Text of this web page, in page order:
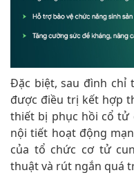
Đặc biệt, sau đình chỉ
được điều trị kết hợp
thiết bị phục hồi cổ tử
nội tiết hoạt động
của tổ chức cơ tử
thuật và rút ngắn quá